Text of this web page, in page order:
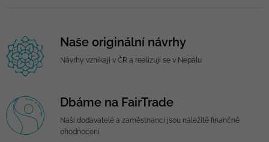
Naše originální návrhy
Návrhy vznikají v ČR a realizují se v Nepálu
Dbáme na FairTrade
Naši dodavatelé a zaměstnanci jsou náležitě finančně
ohodnoceni